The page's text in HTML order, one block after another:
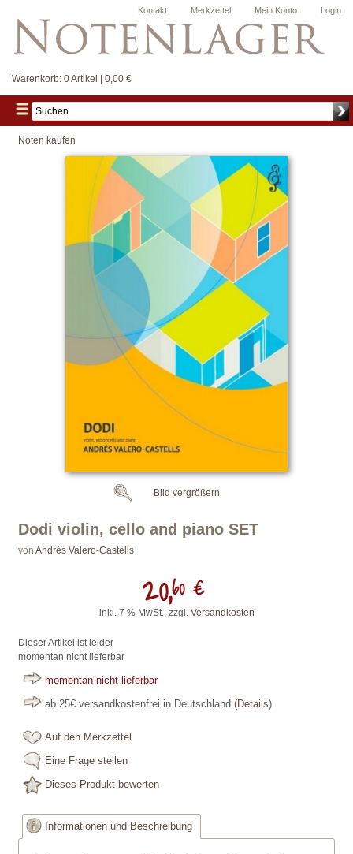
Login
Mein Konto
Merkzettel
Kontakt
Warenkorb: 0 Artikel | 0,00 €
Noten kaufen
Dodi violin, cello and piano SET
von Andrés Valero-Castells
20,60 €
inkl. 7 % MwSt., zzgl. Versandkosten
Dieser Artikel ist leider
momentan nicht lieferbar
momentan nicht lieferbar
ab 25€ versandkostenfrei in Deutschland (Details)
Auf den Merkzettel
Eine Frage stellen
Dieses Produkt bewerten
Bild vergrößern
Informationen und Beschreibung